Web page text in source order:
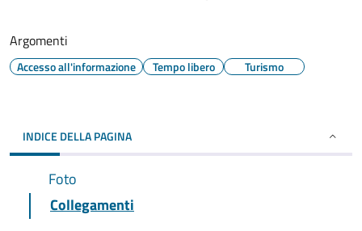
Argomenti
Accesso all'informazione Tempo libero Turismo
INDICE DELLA PAGINA
Foto
Collegamenti